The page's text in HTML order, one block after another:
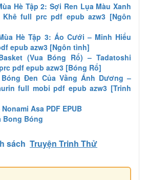
Hè Tập 2: Sợi Ren Lụa Màu Xanh
full prc pdf epub azw3 [Ngôn
Hè Tập 3: Áo Cưới – Minh Hiểu
epub azw3 [Ngôn tình]
(Vua Bóng Rổ) – Tadatoshi
pdf epub azw3 [Bóng Rổ]
Đen Của Vầng Ánh Dương –
full mobi pdf epub azw3 [Trinh
Asa PDF EPUB
Bong Bóng
sách Truyện Trinh Thử